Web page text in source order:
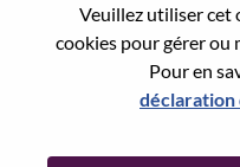
Veuillez utiliser cet
cookies pour gérer ou
Pour en